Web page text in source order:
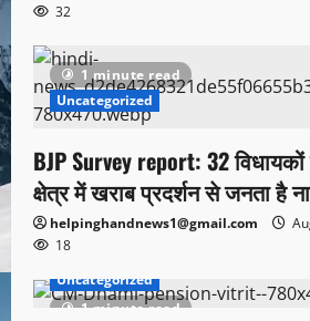
32
1 minute read
Uncategorized
BJP Survey report: 32
क्षेत्र में खराब प्रदर्शन से जनता है
helpinghandnews1@gmail.com
18
1 minute read
Uncategorized